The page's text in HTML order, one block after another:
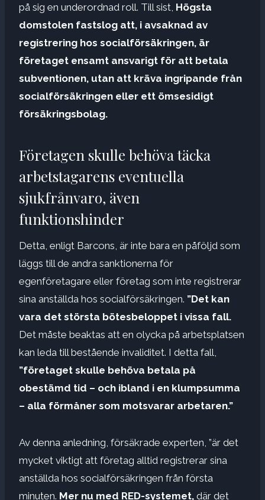
på sig en underordnad roll. Till sist, Högsta
domstolen fastslog att, i avsaknad av
registrering hos socialförsäkringen, är
företaget ensamt ansvarigt för att betala
subventionen, utan att kräva ingripande från
socialförsäkringen eller ett ömsesidigt
försäkringsbolag.
Företagen skulle behöva täcka
arbetstagarens eventuella
sjukfrånvaro, även
funktionshinder
Detta, enligt Barcons, är inte bara en påföljd som
läggs till de andra sanktionerna för
egenföretagare eller företag som inte registrerar
sina anställda hos socialförsäkringen. ”Det kan
vara det största bötesbeloppet i vissa fall.
Det måste beaktas att en olycka på arbetsplatsen
kan leda till bestående invaliditet. I detta fall,
”företaget skulle behöva betala på
obestämd tid – och ibland i en klumpsumma
– alla förmåner som motsvarar arbetaren.”
Av denna anledning, försäkrade experten, ”är det
mycket viktigt att företag alltid registrerar sina
anställda hos socialförsäkringen från första
minuten. Mer nu med RED-systemet, där det